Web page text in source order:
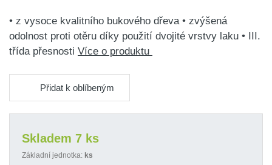
• z vysoce kvalitního bukového dřeva • zvýšená
odolnost proti otěru díky použití dvojité vrstvy laku • III.
třída přesnosti Více o produktu
Přidat k oblíbeným
Skladem 7 ks
Základní jednotka: ks